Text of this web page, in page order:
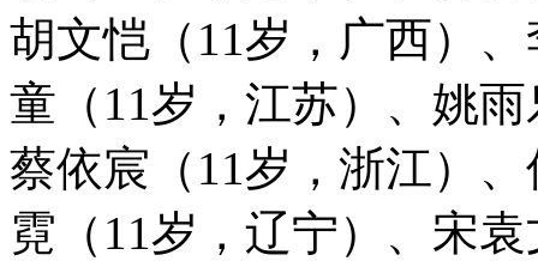
胡文恺（11岁，广西）
童（11岁，江苏）、姚
蔡依宸（11岁，浙江）
霓（11岁，辽宁）、宋